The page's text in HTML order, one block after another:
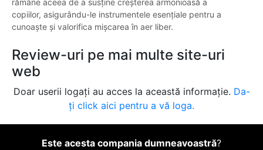
rămâne aceea de a susține creșterea armonioasă a
copiilor, asigurându-le instrumentele esențiale pentru a
cunoaște și valorifica mișcarea în aer liber.
Review-uri pe mai multe site-uri
web
Doar userii logați au acces la această informație. Da-
ți click aici pentru a vă loga.
Este acesta compania dumneavoastră?